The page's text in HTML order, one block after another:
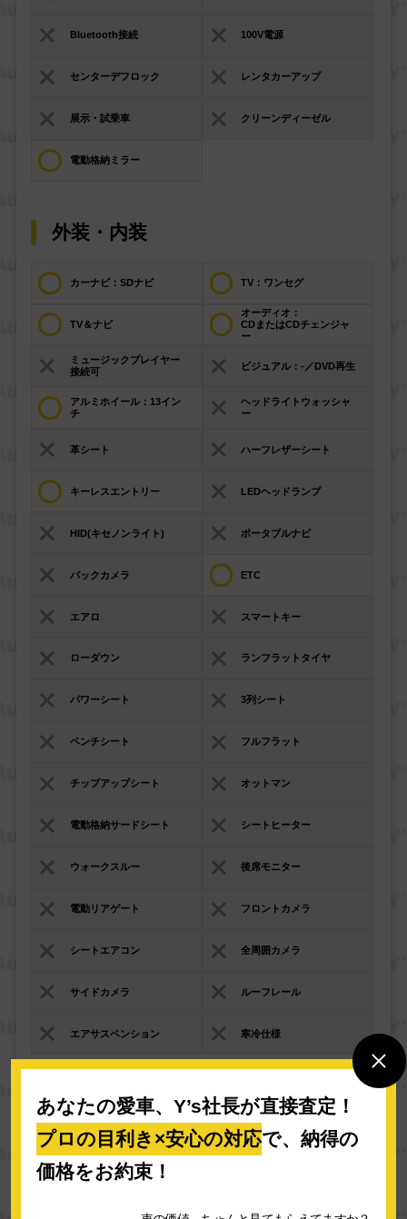
Bluetooth接続 100V電源
センターデフロック レンタカーアップ
展示・試乗車 クリーンディーゼル
電動格納ミラー
外装・内装
カーナビ：SDナビ TV：ワンセグ
TV＆ナビ
オーディオ：
CDまたはCDチェンジャ
ー
ミュージックプレイヤー
接続可
ビジュアル：-／DVD再生
アルミホイール：13イン
チ
ヘッドライトウォッシャ
ー
革シート ハーフレザーシート
キーレスエントリー LEDヘッドランプ
HID(キセノンライト) ポータブルナビ
バックカメラ ETC
エアロ スマートキー
ローダウン ランフラットタイヤ
パワーシート 3列シート
ベンチシート フルフラット
チップアップシート オットマン
電動格納サードシート シートヒーター
ウォークスルー 後席モニター
電動リアゲート フロントカメラ
シートエアコン 全周囲カメラ
サイドカメラ ルーフレール
エアサスペンション 寒冷仕様
運転支援
クルーズコントロール レーンアシスト
あなたの愛車、Y’s社長が直接査定！
プロの目利き×安心の対応で、納得の
価格をお約束！